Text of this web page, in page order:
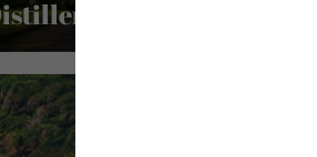
rhumeries